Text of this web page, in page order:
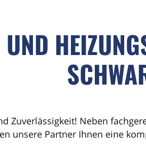
Zuverlässigkeit! Neben
unsere Partner Ihnen eine